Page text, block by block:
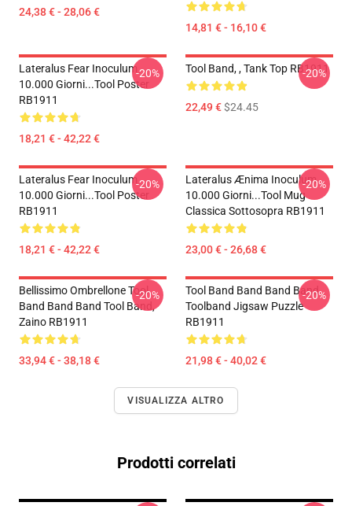
24,38 € - 28,06 €
14,81 € - 16,10 €
Lateralus Fear Inoculum
10.000 Giorni...tool Poster
RB1911
18,21 € - 42,22 €
-20% Tool Band, , Tank Top RB1911
22,49 €$24.45
-20%
Lateralus Fear Inoculum
10.000 Giorni...tool Poster
RB1911
18,21 € - 42,22 €
-20%
Lateralus Ænima Inoculum
10.000 Giorni...tool Mug
Classica Sottosopra RB1911
23,00 € - 26,68 €
-20%
Bellissimo Ombrellone Tool
Band Band Band Tool Band,
Zaino RB1911
33,94 € - 38,18 €
-20%
Tool Band Band Band Band
Toolband Jigsaw Puzzle
RB1911
21,98 € - 40,02 €
-20%
VISUALIZZA ALTRO
Prodotti correlati